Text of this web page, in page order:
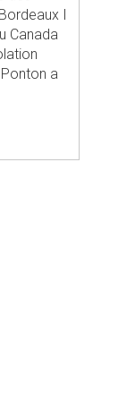
I
Canada
a